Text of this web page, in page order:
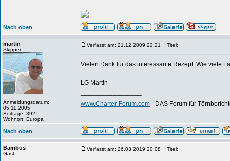
Nach oben
martin
Skipper
Anmeldungsdatum:
05.11.2005
Beiträge: 392
Wohnort: Europa
Verfasst am: 21.12.2009 22:21 Titel:
Vielen Dank für das interessante Rezept. Wie viele
LG Martin
www.Charter-Forum.com - DAS Forum für
Nach oben
Bambus
Gast
Verfasst am: 26.03.2019 20:08 Titel: